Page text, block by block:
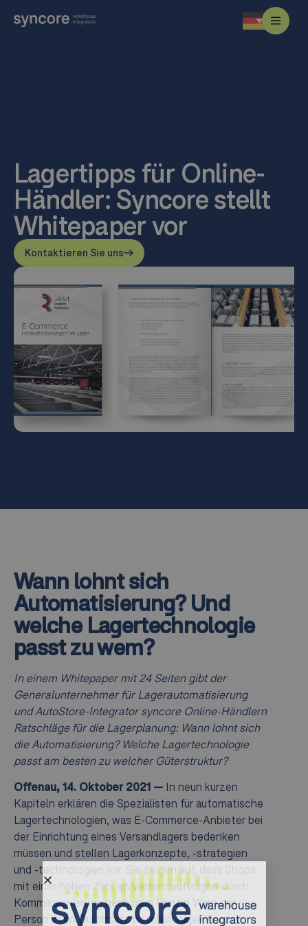
Lagertipps für Online-
Händler: Syncore stellt
Whitepaper vor
Kontaktieren Sie uns
Wann lohnt sich
Automatisierung? Und
welche Lagertechnologie
passt zu wem?
In einem Whitepaper mit 24 Seiten gibt der
Generalunternehmer für Lagerautomatisierung
und AutoStore-Integrator syncore Online-Händlern
Ratschläge für die Lagerplanung: Wann lohnt sich
die Automatisierung? Welche Lagertechnologie
passt am besten zu welcher Güterstruktur?
Offenau, 14. Oktober 2021 — In neun kurzen
Kapiteln erklären die Spezialisten für automatische
Lagertechnologien, was E-Commerce-Anbieter bei
der Einrichtung eines Versandlagers bedenken
müssen und stellen Lagerkonzepte, -strategien
und -technologien vor. Sie zeigen auf, dass Shops
mit einer hohen Zahl an Versandaufträgen durch
Kommissionierung nach dem Prinzip Ware-zur-
Person ihren Durchsatz beschleunigen können.